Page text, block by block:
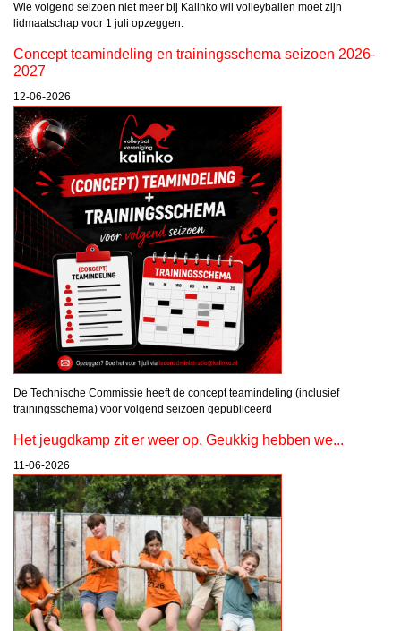
Wie volgend seizoen niet meer bij Kalinko wil volleyballen moet zijn
lidmaatschap voor 1 juli opzeggen.
Concept teamindeling en trainingsschema seizoen 2026-
2027
12-06-2026
De Technische Commissie heeft de concept teamindeling (inclusief
trainingsschema) voor volgend seizoen gepubliceerd
Het jeugdkamp zit er weer op. Geukkig hebben we...
11-06-2026